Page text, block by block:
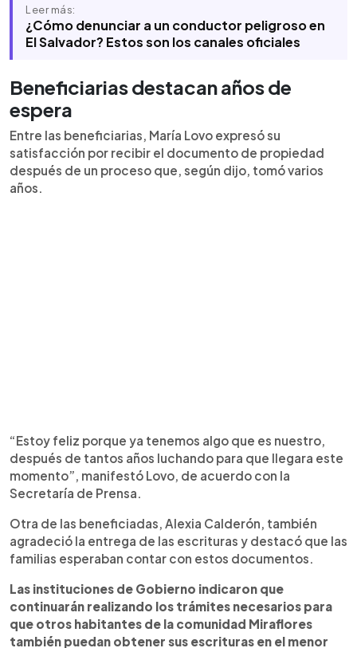
Leer más:
¿Cómo denunciar a un conductor peligroso en
El Salvador? Estos son los canales oficiales
Beneficiarias destacan años de
espera
Entre las beneficiarias, María Lovo expresó su
satisfacción por recibir el documento de propiedad
después de un proceso que, según dijo, tomó varios
años.
“Estoy feliz porque ya tenemos algo que es nuestro,
después de tantos años luchando para que llegara este
momento”, manifestó Lovo, de acuerdo con la
Secretaría de Prensa.
Otra de las beneficiadas, Alexia Calderón, también
agradeció la entrega de las escrituras y destacó que las
familias esperaban contar con estos documentos.
Las instituciones de Gobierno indicaron que
continuarán realizando los trámites necesarios para
que otros habitantes de la comunidad Miraflores
también puedan obtener sus escrituras en el menor